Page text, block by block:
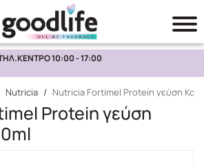
Αναζήτηση
10:00 - 17:00
Nutricia / Nutricia Fortimel Protein γεύση
Protein γεύση